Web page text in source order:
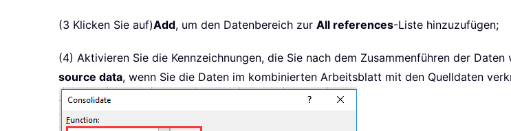
(3 Klicken Sie auf)Add, um den Datenbereich zur All references-Liste hinzuzufügen;
(4) Aktivieren Sie die Kennzeichnungen, die Sie nach dem Zusammenführen der
source data, wenn Sie die Daten im kombinierten Arbeitsblatt mit den Quelldaten